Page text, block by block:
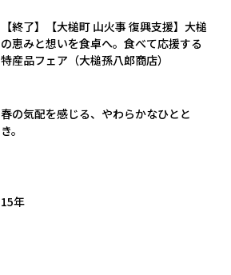
【終了】【大槌町 山火事 復興支援】大槌
の恵みと想いを食卓へ。食べて応援する
特産品フェア（大槌孫八郎商店）
春の気配を感じる、やわらかなひとと
き。
15年